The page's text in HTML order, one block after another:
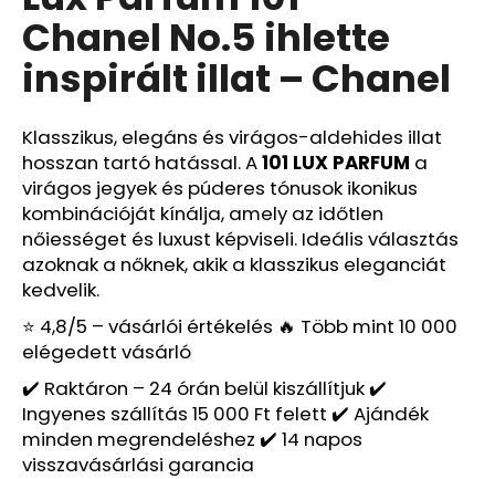
5-
ből
0,0
csillag.
Chanel No.5 ihlette
inspirált illat – Chanel
Klasszikus, elegáns és virágos-aldehides illat
hosszan tartó hatással. A101 LUX PARFUM a
virágos jegyek és púderes tónusok ikonikus
kombinációját kínálja, amely az időtlen
nőiességet és luxust képviseli. Ideális választás
azoknak a nőknek, akik a klasszikus eleganciát
kedvelik.
⭐ 4,8/5 – vásárlói értékelés 🔥 Több mint 10 000
elégedett vásárló
✔️ Raktáron – 24 órán belül kiszállítjuk ✔️
Ingyenes szállítás 15 000 Ft felett ✔️ Ajándék
minden megrendeléshez ✔️ 14 napos
visszavásárlási garancia
A
j
n
l
j
u
k
LATTAFA
YARA
–
NŐI
EAU
DE
PARFUM
Ft600